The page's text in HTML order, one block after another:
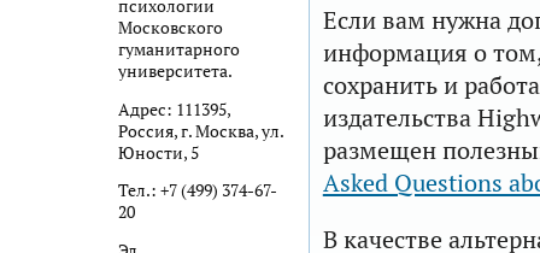
психологии
Московского
гуманитарного
университета.
Адрес: 111395,
Россия, г. Москва, ул.
Юности, 5
Тел.: +7 (499) 374-67-
20
Если вам нужна
информация о том,
сохранить и
издательства
размещен
Asked Questions
В качестве